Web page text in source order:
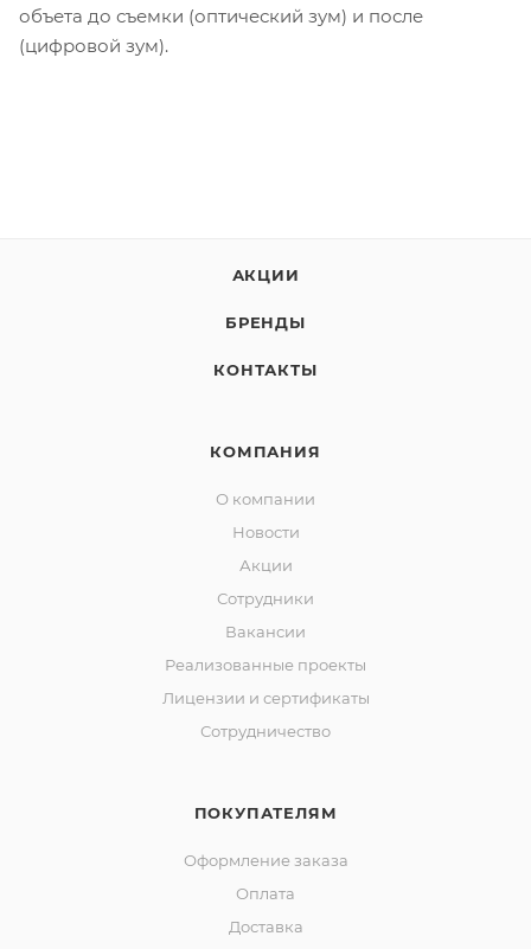
объета до съемки (оптический зум) и после
(цифровой зум).
АКЦИИ
БРЕНДЫ
КОНТАКТЫ
КОМПАНИЯ
О компании
Новости
Акции
Сотрудники
Вакансии
Реализованные проекты
Лицензии и сертификаты
Сотрудничество
ПОКУПАТЕЛЯМ
Оформление заказа
Оплата
Доставка